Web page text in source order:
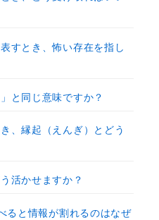
すとき、怖い存在を指し
と同じ意味ですか？
、縁起（えんぎ）とどう
活かせますか？
ると情報が割れるのはなぜ